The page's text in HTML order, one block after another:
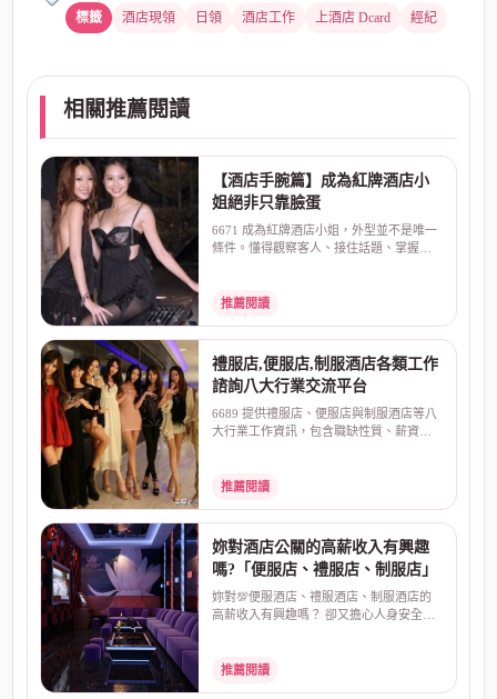
酒店現領 日領 酒店工作 上酒店 Dcard 經紀
相關推薦閱讀
【酒店手腕篇】成為紅牌酒店小
姐絕非只靠臉蛋
6671 成為紅牌酒店小姐，外型並不是唯一
條件。懂得觀察客人、接住話題、掌握包
推薦閱讀
禮服店,便服店,制服酒店各類工作
諮詢八大行業交流平台
6689 提供禮服店、便服店與制服酒店等八
大行業工作資訊，包含職缺性質、薪資算
推薦閱讀
妳對酒店公關的高薪收入有興趣
嗎?「便服店、禮服店、制服店」
妳對💯便服酒店、禮服酒店、制服酒店的
高薪收入有興趣嗎？ 卻又擔心人身安全、
推薦閱讀